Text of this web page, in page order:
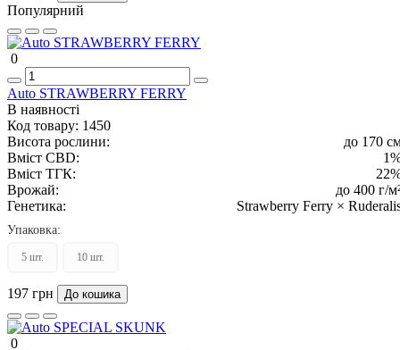
Популярний
0
Auto STRAWBERRY FERRY
В наявності
Код товару: 1450
Висота рослини:
до 170
Вміст CBD:
Вміст ТГК:
Врожай:
до 400 г/
Генетика:
Strawberry Ferry ×
Упаковка:
5 шт. 10 шт.
197 грн До кошика
0